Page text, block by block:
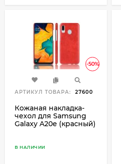
-50%
АРТИКУЛ ТОВАРА: 27600
Кожаная накладка-
чехол для Samsung
Galaxy A20e (красный)
В НАЛИЧИИ